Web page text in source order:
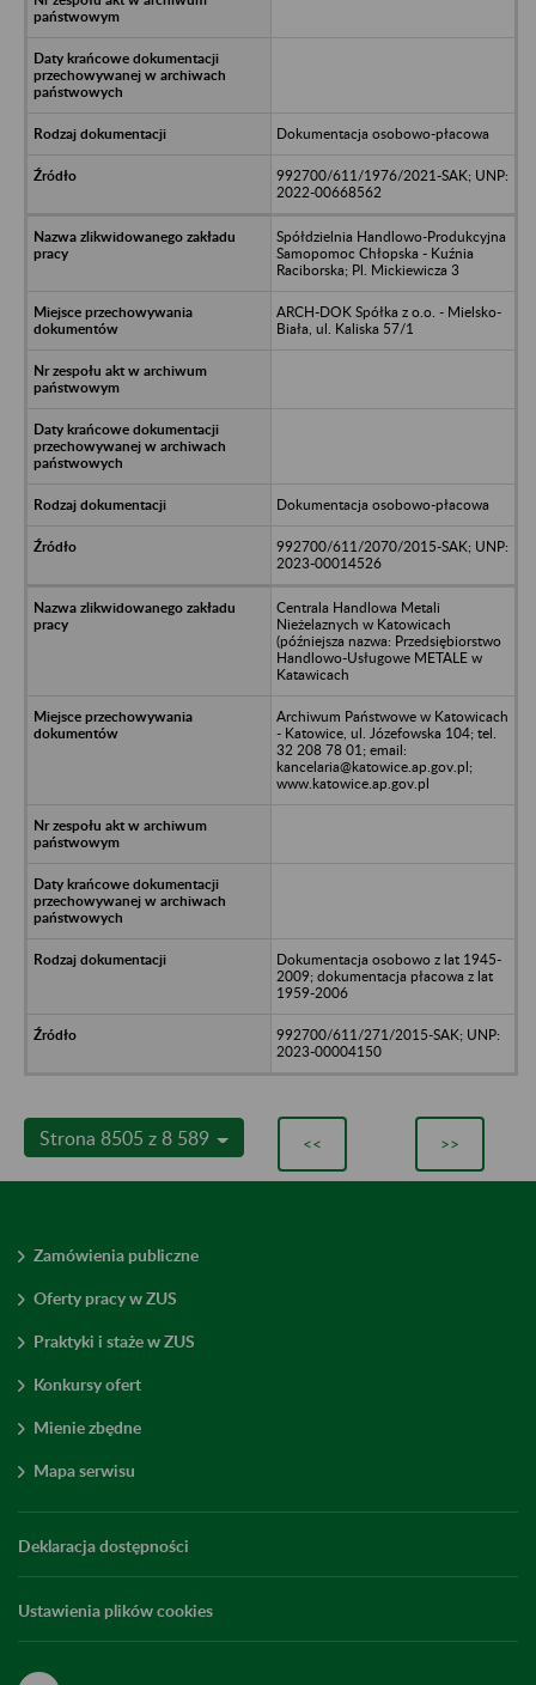
Dokumentacja osobowo-płacowa
992700/611/1976/2021-SAK; UNP:
2022-00668562
Spółdzielnia Handlowo-Produkcyjna
Samopomoc Chłopska - Kuźnia
Raciborska; Pl. Mickiewicza 3
ARCH-DOK Spółka z o.o. - Mielsko-
Biała, ul. Kaliska 57/1
Dokumentacja osobowo-płacowa
992700/611/2070/2015-SAK; UNP:
2023-00014526
Centrala Handlowa Metali
Nieżelaznych w Katowicach
(późniejsza nazwa: Przedsiębiorstwo
Handlowo-Usługowe METALE w
Katawicach
Archiwum Państwowe w Katowicach
- Katowice, ul. Józefowska 104; tel.
32 208 78 01; email:
kancelaria@katowice.ap.gov.pl;
www.katowice.ap.gov.pl
Dokumentacja osobowo z lat 1945-
2009; dokumentacja płacowa z lat
1959-2006
992700/611/271/2015-SAK; UNP:
2023-00004150
Strona 8505 z 8 589 << >>
Zamówienia publiczne
Oferty pracy w ZUS
Praktyki i staże w ZUS
Konkursy ofert
Mienie zbędne
Mapa serwisu
Deklaracja dostępności
Ustawienia plików cookies